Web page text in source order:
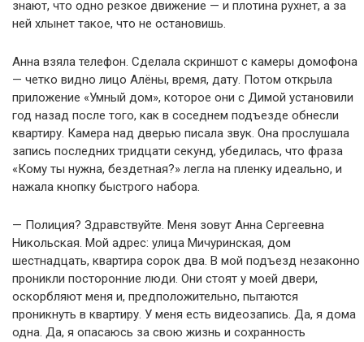
знают, что одно резкое движение — и плотина рухнет, а за
ней хлынет такое, что не остановишь.
Анна взяла телефон. Сделала скриншот с камеры домофона
— четко видно лицо Алёны, время, дату. Потом открыла
приложение «Умный дом», которое они с Димой установили
год назад после того, как в соседнем подъезде обнесли
квартиру. Камера над дверью писала звук. Она прослушала
запись последних тридцати секунд, убедилась, что фраза
«Кому ты нужна, бездетная?» легла на пленку идеально, и
нажала кнопку быстрого набора.
— Полиция? Здравствуйте. Меня зовут Анна Сергеевна
Никольская. Мой адрес: улица Мичуринская, дом
шестнадцать, квартира сорок два. В мой подъезд незаконно
проникли посторонние люди. Они стоят у моей двери,
оскорбляют меня и, предположительно, пытаются
проникнуть в квартиру. У меня есть видеозапись. Да, я дома
одна. Да, я опасаюсь за свою жизнь и сохранность